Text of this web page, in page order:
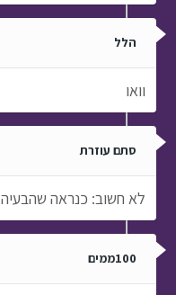
הלל
וואו
סתם עוזרת
לא חשוב: כנראה
100ממים